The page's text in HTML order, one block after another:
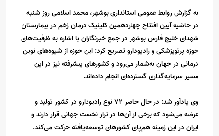
به گزارش روابط عمومی استانداری بوشهر، محمد اسلامی روز شنبه
در حاشیه آیین افتتاح چهاردهمین کلینیک درمان زخم در بیمارستان
شهدای خلیج فارس بوشهر در جمع خبرنگاران با اشاره به ظرفیت‌های
حوزه پرتوپزشکی و رادیودارو تصریح کرد: این حوزه از شیوه‌های نوین
درمانی در جهان به‌شمار می‌رود و کشورهای پیشرفته نیز در این
مسیر سرمایه‌گذاری گسترده‌ای انجام داده‌اند.
وی یادآور شد: در حال حاضر ۷۲ نوع رادیودارو در کشور تولید و
عرضه می‌شود که برخی از آن‌ها در تراز نخست جهانی قرار دارند و
ایران در این زمینه هم‌پای کشورهای توسعه‌یافته حرکت می‌کند.